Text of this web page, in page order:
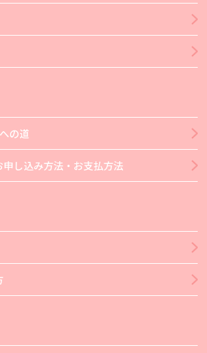
の道
し込み方法・お支払方法